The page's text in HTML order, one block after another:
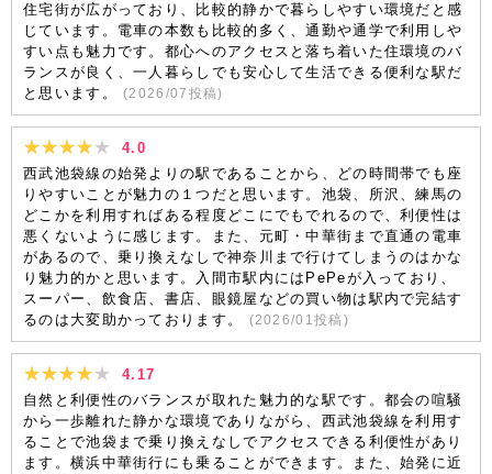
住宅街が広がっており、比較的静かで暮らしやすい環境だと感
じています。電車の本数も比較的多く、通勤や通学で利用しや
すい点も魅力です。都心へのアクセスと落ち着いた住環境のバ
ランスが良く、一人暮らしでも安心して生活できる便利な駅だ
と思います。
(2026/07 投稿)
4.0
西武池袋線の始発よりの駅であることから、どの時間帯でも座
りやすいことが魅力の１つだと思います。池袋、所沢、練馬の
どこかを利用すればある程度どこにでもでれるので、利便性は
悪くないように感じます。また、元町・中華街まで直通の電車
があるので、乗り換えなしで神奈川まで行けてしまうのはかな
り魅力的かと思います。入間市駅内にはPePeが入っており、
スーパー、飲食店、書店、眼鏡屋などの買い物は駅内で完結す
るのは大変助かっております。
(2026/01投稿)
4.17
自然と利便性のバランスが取れた魅力的な駅です。都会の喧騒
から一歩離れた静かな環境でありながら、西武池袋線を利用す
ることで池袋まで乗り換えなしでアクセスできる利便性があり
ます。横浜中華街行にも乗ることができます。また、始発に近